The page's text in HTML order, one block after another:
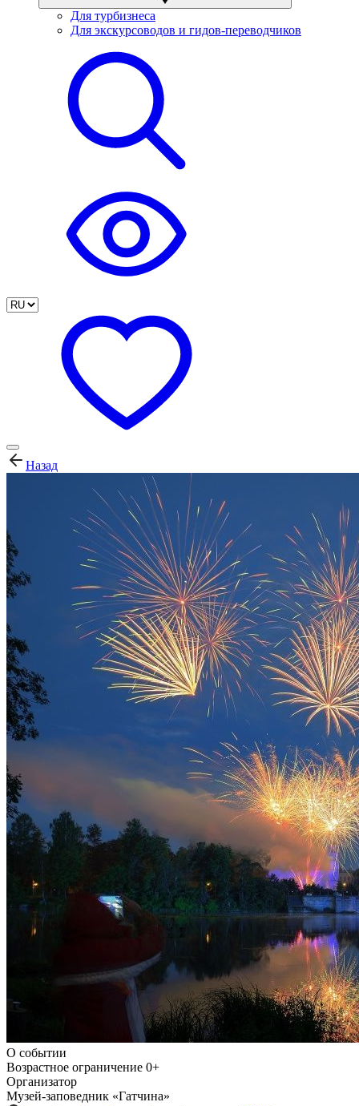
Для турбизнеса
Для экскурсоводов и гидов-переводчиков
Назад
О событии
Возрастное ограничение 0+
Организатор
Музей-заповедник «Гатчина»